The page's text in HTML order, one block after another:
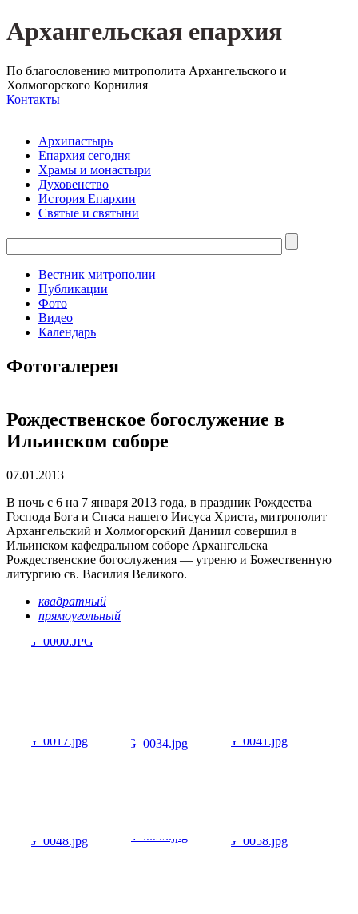
Архангельская епархия
По благословению митрополита Архангельского и
Холмогорского Корнилия
Контакты
Архипастырь
Епархия сегодня
Храмы и монастыри
Духовенство
История Епархии
Святые и святыни
Вестник митрополии
Публикации
Фото
Видео
Календарь
Фотогалерея
Рождественское богослужение в
Ильинском соборе
07.01.2013
В ночь с 6 на 7 января 2013 года, в праздник Рождества
Господа Бога и Спаса нашего Иисуса Христа, митрополит
Архангельский и Холмогорский Даниил совершил в
Ильинском кафедральном соборе Архангельска
Рождественские богослужения — утреню и Божественную
литургию св. Василия Великого.
квадратный
прямоугольный